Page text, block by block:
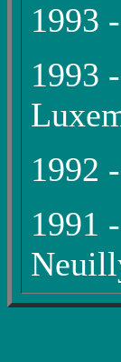
1993
1993
1992
1991